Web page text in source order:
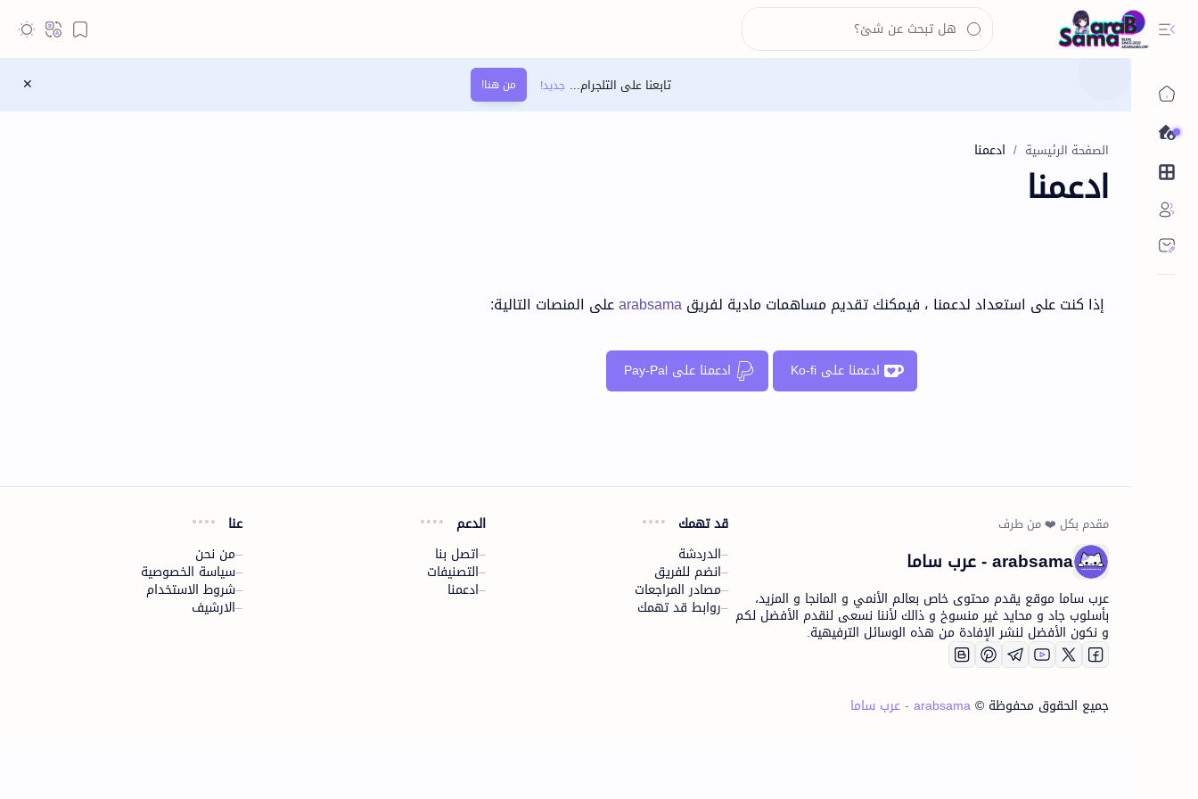
محتوى الموقع
تابعنا على التلجرام... من هنا!
الصفحة الرئيسية
ادعمنا
إذا كنت على استعداد لدعمنا ، فيمكنك تقديم مساهمات مادية لفريقarabsamaعلى المنصات التالية:
ادعمنا على Ko-fi ادعمنا على Pay-Pal
arabsama - عرب ساما
عرب ساما موقع يقدم محتوى خاص بعالم الأنمي و المانجا و المزيد،
بأسلوب جاد و محايد غير منسوخ و ذالك لأننا نسعى لنقدم الأفضل لكم
و نكون الأفضل لنشر الإفادة من هذه الوسائل الترفيهية.
قد تهمك
الدردشة
انضم للفريق
مصادر المراجعات
روابط قد تهمك
الدعم
اتصل بنا
التصنيفات
ادعمنا
عنا
من نحن
سياسة الخصوصية
شروط الاستخدام
الارشيف
جميع الحقوق محفوظة © arabsama - عرب ساما